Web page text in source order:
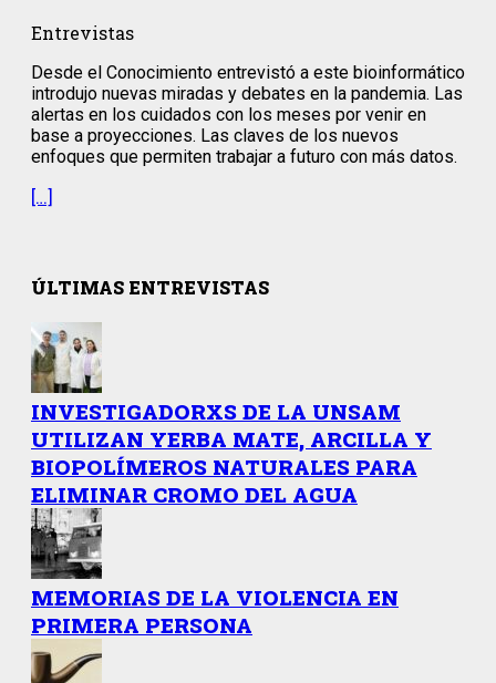
Entrevistas
Desde el Conocimiento entrevistó a este bioinformático
introdujo nuevas miradas y debates en la pandemia. Las
alertas en los cuidados con los meses por venir en
base a proyecciones. Las claves de los nuevos
enfoques que permiten trabajar a futuro con más datos.
[…]
ÚLTIMAS ENTREVISTAS
INVESTIGADORXS DE LA UNSAM
UTILIZAN YERBA MATE, ARCILLA Y
BIOPOLÍMEROS NATURALES PARA
ELIMINAR CROMO DEL AGUA
MEMORIAS DE LA VIOLENCIA EN
PRIMERA PERSONA